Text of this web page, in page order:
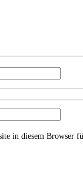
in diesem Browser